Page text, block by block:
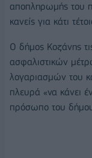
αποπληρωμής του
κανείς για κάτι
Ο δήμος Κοζάνης
ασφαλιστικών
λογαριασμών του
πλευρά «να κάνει
πρόσωπο του